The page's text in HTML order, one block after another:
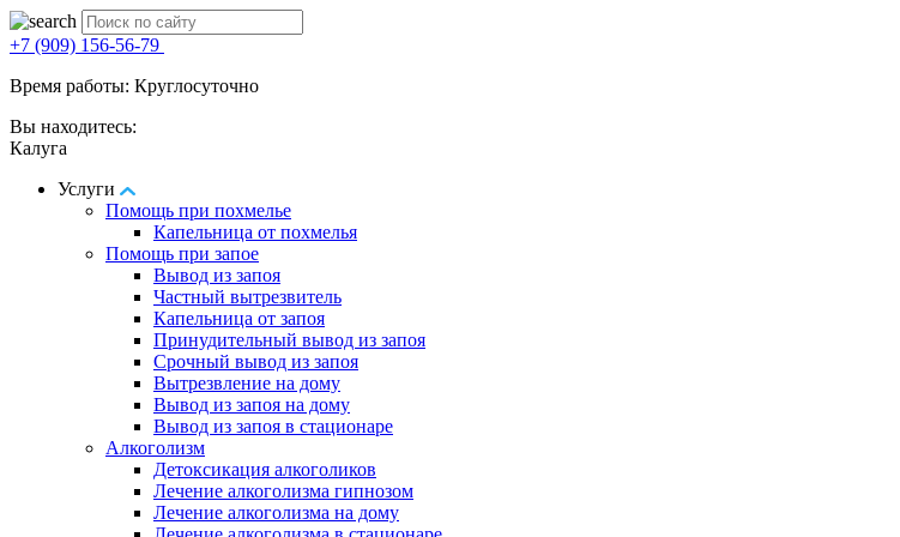
+7 (909) 156-56-79
Время работы: Круглосуточно
Вы находитесь:
Калуга
Услуги
Помощь при похмелье
Капельница от похмелья
Помощь при запое
Вывод из запоя
Частный вытрезвитель
Капельница от запоя
Принудительный вывод из запоя
Срочный вывод из запоя
Вытрезвление на дому
Вывод из запоя на дому
Вывод из запоя в стационаре
Алкоголизм
Детоксикация алкоголиков
Лечение алкоголизма гипнозом
Лечение алкоголизма на дому